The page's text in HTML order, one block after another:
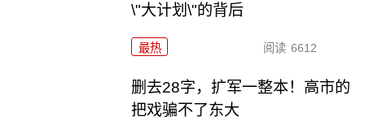
\"大计划\"的背后
最热 阅读 6612
删去28字，扩军一整本！高市的
把戏骗不了东大